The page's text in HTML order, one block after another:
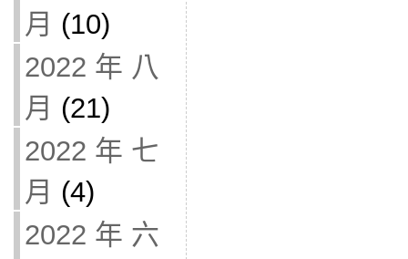
月 (10)
2022 年 八
月 (21)
2022 年 七
月 (4)
2022 年 六